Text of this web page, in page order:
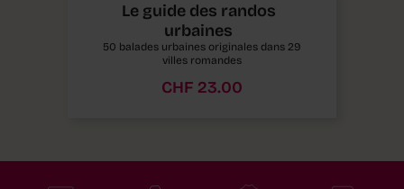
Le guide des randos
urbaines
50 balades urbaines originales dans 29
villes romandes
CHF 23.00